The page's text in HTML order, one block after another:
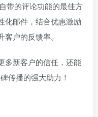
带的评论功能的最佳方
化邮件，结合优惠激励
户的反馈率。
多新客户的信任，还能
传播的强大助力！